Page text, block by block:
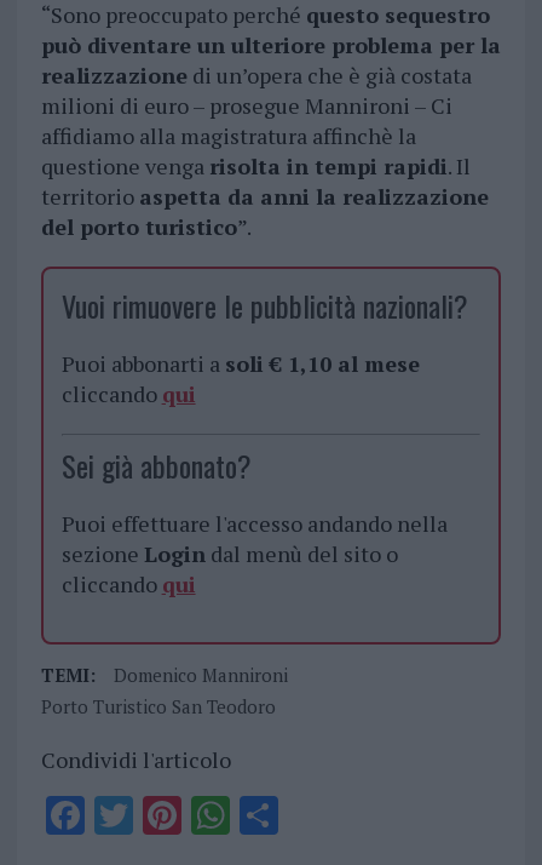
“Sono preoccupato perché questo sequestro
può diventare un ulteriore problema per la
realizzazionedi un’opera che è già costata
milioni di euro – prosegue Mannironi – Ci
affidiamo alla magistratura affinchè la
questione venga risolta in tempi rapidi. Il
territorio aspetta da anni la realizzazione
del porto turistico”.
Vuoi rimuovere le pubblicità nazionali?
Puoi abbonarti a soli € 1,10 al mese
cliccando qui
Sei già abbonato?
Puoi effettuare l'accesso andando nella
sezione Logindal menù del sito o
cliccando qui
TEMI:
Domenico Mannironi
Porto Turistico San Teodoro
Condividi l'articolo
F T PiWS